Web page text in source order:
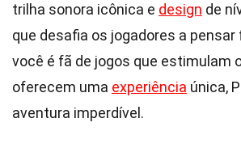
trilha sonora icônica e design de
que desafia os jogadores a pensar
você é fã de jogos que estimulam
oferecem uma experiência única,
aventura imperdível.